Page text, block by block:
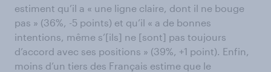
estiment qu’il a « une ligne claire, dont il ne bouge
pas » (36%, -5 points) et qu’il « a de bonnes
intentions, même s’[ils] ne [sont] pas toujours
d’accord avec ses positions » (39%, +1 point). Enfin,
moins d’un tiers des Français estime que le